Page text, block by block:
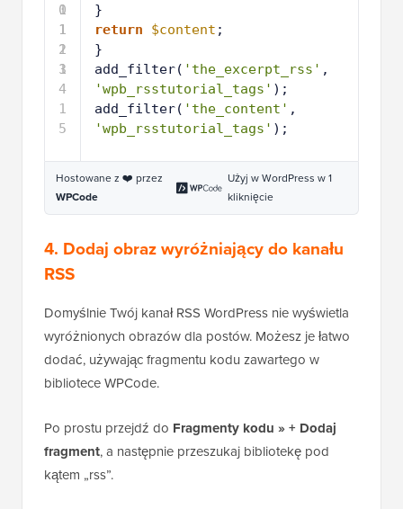
0
1
1
1
2
1
3
1
4
1
5
}
return
$content ;
}
add_filter( 'the_excerpt_rss'
'wpb_rsstutorial_tags' );
add_filter( 'the_content'
'wpb_rsstutorial_tags' );
Hostowane z ❤️ przez
WPCode
Użyj w WordPress w 1
kliknięcie
4. Dodaj obraz wyróżniający do kanału
RSS
Domyślnie Twój kanał RSS WordPress nie wyświetla
wyróżnionych obrazów dla postów. Możesz je łatwo
dodać, używając fragmentu kodu zawartego w
bibliotece WPCode.
Po prostu przejdź do Fragmenty kodu » + Dodaj
fragment, a następnie przeszukaj bibliotekę pod
kątem „rss”.